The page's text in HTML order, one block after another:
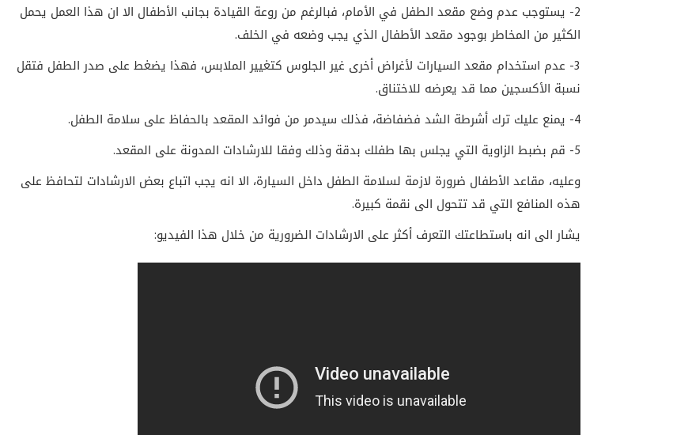
2- يستوجب عدم وضع مقعد الطفل في الأمام، فبالرغم من روعة القيادة بجانب الأطفال الا ان هذا العمل يحمل
الكثير من المخاطر بوجود مقعد الأطفال الذي يجب وضعه في الخلف.
3- عدم استخدام مقعد السيارات لأغراض أخرى غير الجلوس كتغيير الملابس، فهذا يضغط على صدر الطفل فتقل
نسبة الأكسجين مما قد يعرضه للاختناق.
4- يمنع عليك ترك أشرطة الشد فضفاضة، فذلك سيدمر من فوائد المقعد بالحفاظ على سلامة الطفل.
5- قم بضبط الزاوية التي يجلس بها طفلك بدقة وذلك وفقا للارشادات المدونة على المقعد.
وعليه، مقاعد الأطفال ضرورة لازمة لسلامة الطفل داخل السيارة، الا انه يجب اتباع بعض الارشادات لتحافظ على
هذه المنافع التي قد تتحول الى نقمة كبيرة.
يشار الى انه باستطاعتك التعرف أكثر على الارشادات الضرورية من خلال هذا الفيديو: